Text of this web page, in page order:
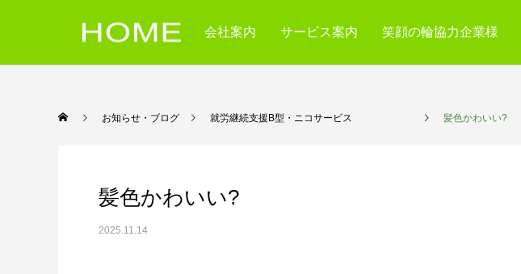
会社案内 サービス案内 笑顔の輪協力企業様
お知らせ・ブログ 就労継続支援B型・ニコサービス 髪色かわいい?
髪色かわいい?
2025.11.14